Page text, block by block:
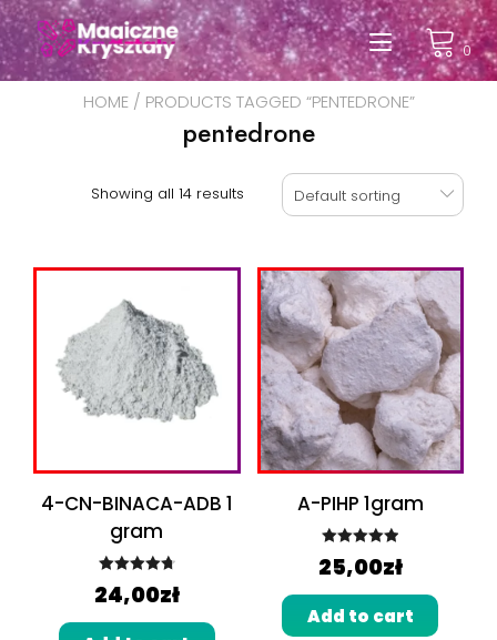
Przeskocz
do
treści
0
HOME/ PRODUCTS TAGGED “PENTEDRONE”
pentedrone
Showing all 14 results Default sorting
4-CN-BINACA-ADB 1
gram
Rated4.80
out of 5
24,00zł
A-PIHP 1gram
Rated 5.00
out of 5
25,00zł
Add to cart